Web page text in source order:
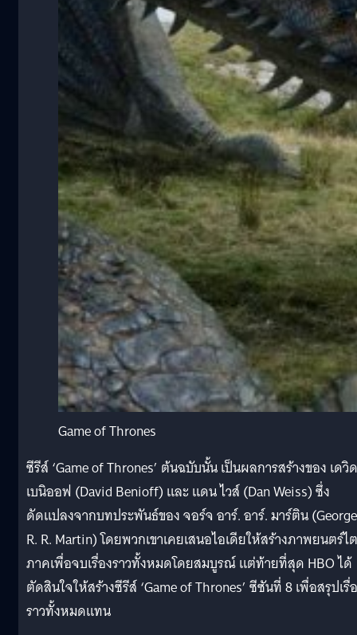
Game of Thrones
ซีรีส์ ‘Game of Thrones’ ต้นฉบับนั้น เป็นผลการสร้างของ เดวิด
เบนิออฟ (David Benioff) และ แดน ไวส์ (Dan Weiss) ซึ่ง
ดัดแปลงจากบทประพันธ์ของ จอร์จ อาร์. อาร์. มาร์ติน (George
R. R. Martin) โดยพวกเขาเคยเสนอไอเดียให้สร้างภาพยนตร์ไ
ภาคเพื่อจบเรื่องราวทั้งหมดโดยสมบูรณ์ แต่ท้ายที่สุด HBO ได้
ตัดสินใจให้สร้างซีรีส์ ‘Game of Thrones’ ซีซันที่ 8 เพื่อสรุปเรื่
ราวทั้งหมดแทน